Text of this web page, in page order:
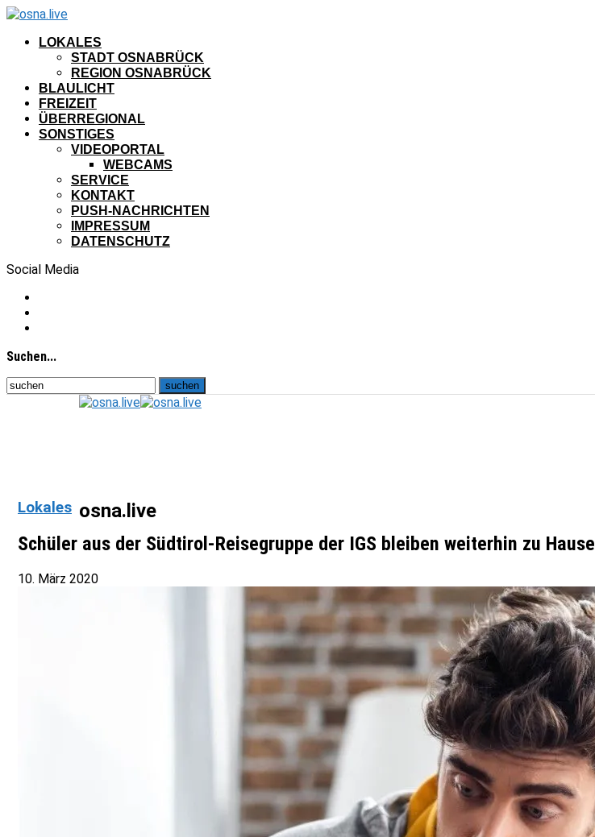
LOKALES
STADT OSNABRÜCK
REGION OSNABRÜCK
BLAULICHT
FREIZEIT
ÜBERREGIONAL
SONSTIGES
VIDEOPORTAL
WEBCAMS
SERVICE
KONTAKT
PUSH-NACHRICHTEN
IMPRESSUM
DATENSCHUTZ
Social Media
Suchen...
osna.live
Lokales
Schüler aus der Südtirol-Reisegruppe der IGS bleiben weiterhin zu Hause
10. März 2020